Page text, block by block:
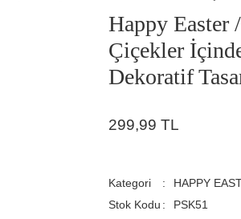
Happy Easter
Çiçekler
Dekoratif
299,99 TL
Kategori
HAPPY
Stok Kodu
PSK51